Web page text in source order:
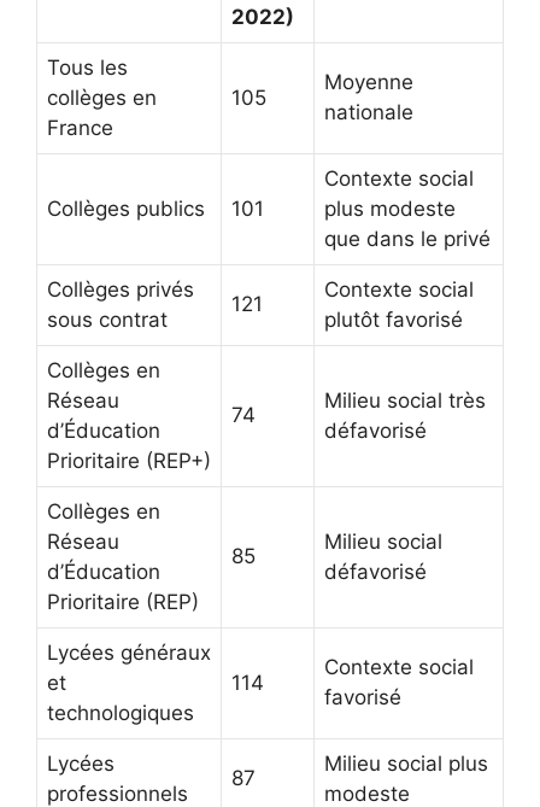
2022)
Tous les
collèges en
France
105
Moyenne
nationale
Collèges publics 101
Contexte social
plus modeste
que dans le privé
Collèges privés
sous contrat
121
Contexte social
plutôt favorisé
Collèges en
Réseau
d’Éducation
Prioritaire (REP+)
74
Milieu social très
défavorisé
Collèges en
Réseau
d’Éducation
Prioritaire (REP)
85
Milieu social
défavorisé
Lycées généraux
et
technologiques
114
Contexte social
favorisé
Lycées
professionnels
87
Milieu social plus
modeste